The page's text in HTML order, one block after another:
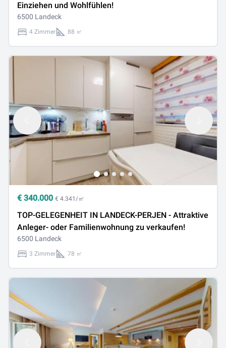
Einziehen und Wohlfühlen!
6500 Landeck
4 Zimmer 88 ㎡
€ 340.000 € 4.341/㎡
TOP-GELEGENHEIT IN LANDECK-PERJEN - Attraktive
Anleger- oder Familienwohnung zu verkaufen!
6500 Landeck
3 Zimmer 78 ㎡